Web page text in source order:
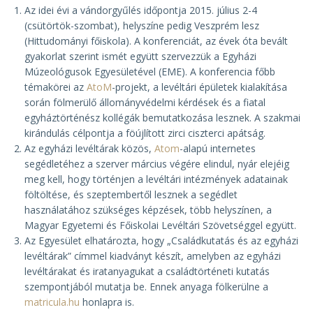
Az idei évi a vándorgyűlés időpontja 2015. július 2-4
(csütörtök-szombat), helyszíne pedig Veszprém lesz
(Hittudományi főiskola). A konferenciát, az évek óta bevált
gyakorlat szerint ismét együtt szervezzük a Egyházi
Múzeológusok Egyesületével (EME). A konferencia főbb
témakörei az AtoM-projekt, a levéltári épületek kialakítása
során fölmerülő állományvédelmi kérdések és a fiatal
egyháztörténész kollégák bemutatkozása lesznek. A szakmai
kirándulás célpontja a föújlított zirci ciszterci apátság.
Az egyházi levéltárak közös, Atom-alapú internetes
segédletéhez a szerver március végére elindul, nyár elejéig
meg kell, hogy történjen a levéltári intézmények adatainak
föltöltése, és szeptembertől lesznek a segédlet
használatához szükséges képzések, több helyszínen, a
Magyar Egyetemi és Főiskolai Levéltári Szövetséggel együtt.
Az Egyesület elhatározta, hogy „Családkutatás és az egyházi
levéltárak” címmel kiadványt készít, amelyben az egyházi
levéltárakat és iratanyagukat a családtörténeti kutatás
szempontjából mutatja be. Ennek anyaga fölkerülne a
matricula.hu honlapra is.